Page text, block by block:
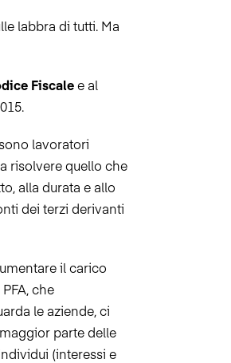
labbra di tutti. Ma
Fiscalee al
lavoratori
risolvere quello che
alla durata e allo
dei terzi derivanti
il carico
che
le aziende, ci
parte delle
(interessi e